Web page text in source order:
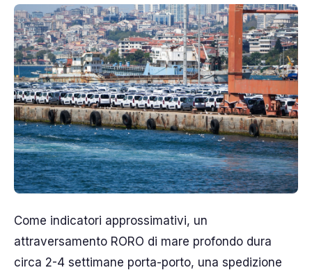
Come indicatori approssimativi, un
attraversamento RORO di mare profondo dura
circa 2-4 settimane porta-porto, una spedizione